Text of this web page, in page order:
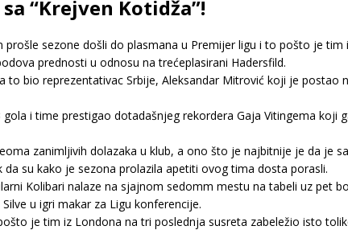
“Krejven Kotidža”!
prošle sezone došli do plasmana u Premijer ligu i to pošto je
prednosti u odnosu na trećeplasirani Hadersfild.
to bio reprezentativac Srbije, Aleksandar Mitrović koji je postao
i time prestigao dotadašnjeg rekordera Gaja Vitingema koji
zanimljivih dolazaka u klub, a ono što je najbitnije je da je
su kako je sezona prolazila apetiti ovog tima dosta porasli.
Kolibari nalaze na sjajnom sedomm mestu na tabeli uz pet
u igri makar za Ligu konferencije.
je tim iz Londona na tri poslednja susreta zabeležio isto